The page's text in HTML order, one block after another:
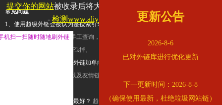
常见问题
1、使用超级外链会被认为是搜索引擎优化作弊吗？ 超级外链只是一个简便而集成
查询工具，模拟的是正常手工查询，不是作弊。如果是作弊，那您可以使用超级外
推广竞争对手的网址，让它k掉。
2、网站优化单纯依靠超级外链加单向链接可行吗？
链，需要结合普通的外链以及友情链接，您可以到站长论坛发布外链，到友情链接
3、如何使用超级外链效果最好？ 超级外链不同于普通的外链，它是动态的链接，
提交你的网站被收录后将大幅提升流量和外链，
- 检测www.aliyundrive.com是否收录
更新公告
2026-8-6
已对外链库进行优化更新
下一更新时间：2026-8-8
（确保使用最新，杜绝垃圾网站链）
机扫一扫随时随地刷外链